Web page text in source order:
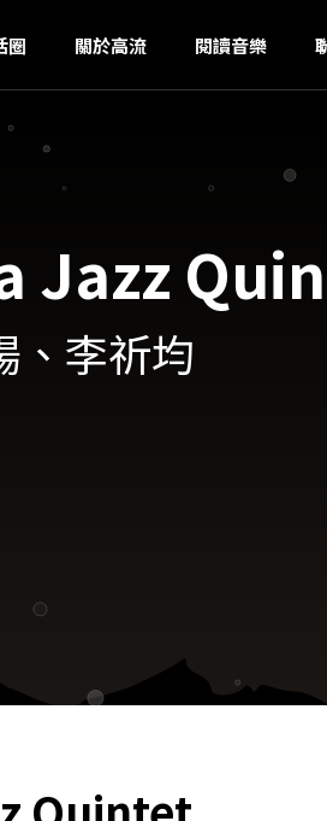
圈 關於高流 閱讀音樂
Jazz
、李祈均